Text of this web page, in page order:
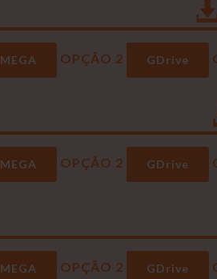
MEGA OPÇÃO 2 GDrive
MEGA OPÇÃO 2 GDrive
MEGA OPÇÃO 2 GDrive